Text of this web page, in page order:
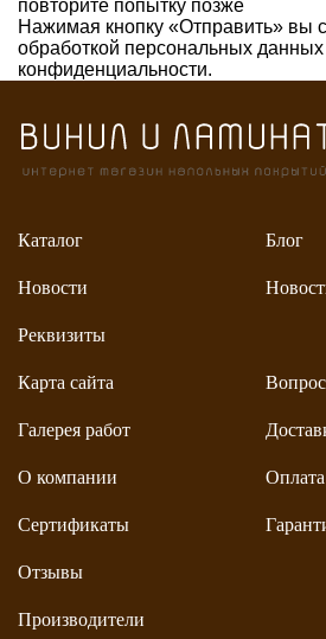
повторите попытку позже
Нажимая кнопку «Отправить» вы
обработкой персональных данных
конфиденциальности.
Каталог
Новости
Реквизиты
Карта сайта
Галерея работ
Блог
О компании
Сертификаты
Отзывы
Производители
Оплата